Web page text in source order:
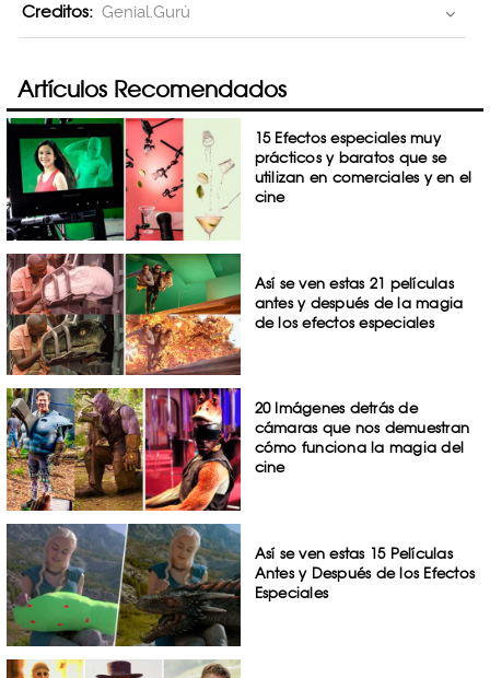
Creditos: Genial.Gurú
Artículos Recomendados
15 Efectos especiales muy
prácticos y baratos que se
utilizan en comerciales y en el
cine
Así se ven estas 21 películas
antes y después de la magia
de los efectos especiales
20 Imágenes detrás de
cámaras que nos demuestran
cómo funciona la magia del
cine
Así se ven estas 15 Películas
Antes y Después de los Efectos
Especiales